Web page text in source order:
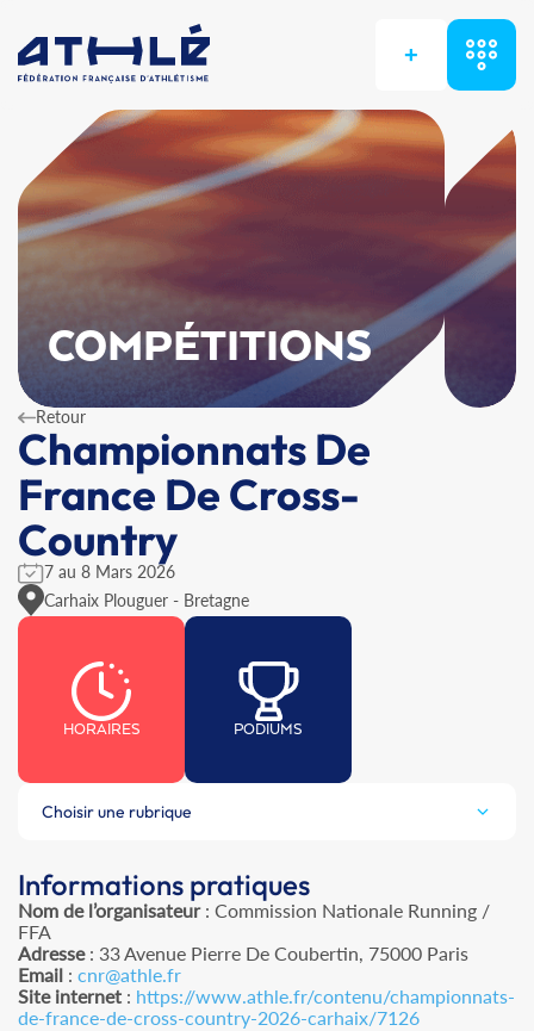
+
COMPÉTITIONS
Retour
Championnats De
France De Cross-
Country
7 au 8 Mars 2026
Carhaix Plouguer - Bretagne
HORAIRES PODIUMS
Choisir une rubrique
Informations pratiques
Nom de l’organisateur: Commission Nationale Running /
FFA
Adresse: 33 Avenue Pierre De Coubertin, 75000 Paris
Email : cnr@athle.fr
Site internet : https://www.athle.fr/contenu/championnats-
de-france-de-cross-country-2026-carhaix/7126